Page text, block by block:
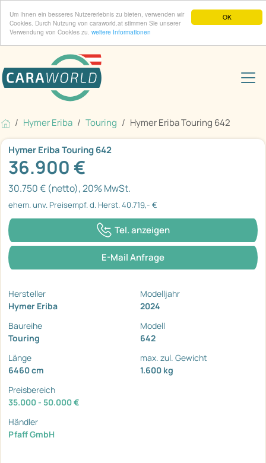
OK
Um Ihnen ein besseres Nutzererlebnis zu bieten, verwenden wir
Cookies. Durch Nutzung von caraworld.at stimmen Sie unserer
Verwendung von Cookies zu. weitere Informationen
Hymer Eriba Touring Hymer Eriba Touring 642
Hymer Eriba Touring 642
36.900 €
30.750 € (netto), 20% MwSt.
ehem. unv. Preisempf. d. Herst. 40.719,- €
Tel. anzeigen
E-Mail Anfrage
Hersteller
Hymer Eriba
Modelljahr
2024
Baureihe
Touring
Modell
642
Länge
6460 cm
max. zul. Gewicht
1.600 kg
Preisbereich
35.000 - 50.000 €
Händler
Pfaff GmbH